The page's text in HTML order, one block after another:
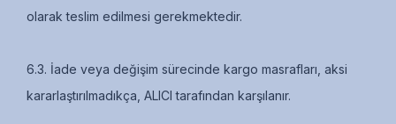
olarak teslim edilmesi gerekmektedir.
6.3. İade veya değişim sürecinde kargo masrafları, aksi
kararlaştırılmadıkça, ALICI tarafından karşılanır.